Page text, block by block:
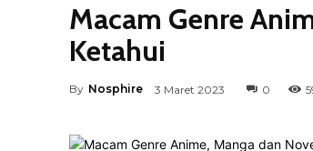
Macam Genre
Ketahui
By Nosphire 3 Maret 2023 0